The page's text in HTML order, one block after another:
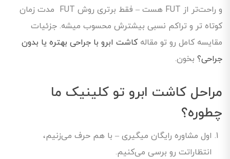
و راحت‌تر از FUT هست – فقط برتری روش FUT مدت زمان
کوتاه تر و تراکم نسبی بیشترش محسوب میشه. جزئیات
مقایسه کامل رو تو مقالهکاشت ابرو با جراحی بهتره یا بدون
جراحی؟ بخون.
مراحل کاشت ابرو تو کلینیک ما
چطوره؟
اول مشاوره رایگان میگیری – با هم حرف می‌زنیم،
انتظاراتت رو برسی می‌کنیم.